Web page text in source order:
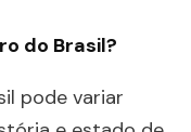
do Brasil?
pode variar